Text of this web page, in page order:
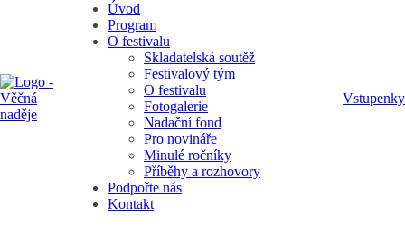
Úvod
Program
O festivalu
Skladatelská soutěž
Festivalový tým
O festivalu
Fotogalerie
Nadační fond
Pro novináře
Minulé ročníky
Příběhy a rozhovory
Podpořte nás
Kontakt
Vstupenky